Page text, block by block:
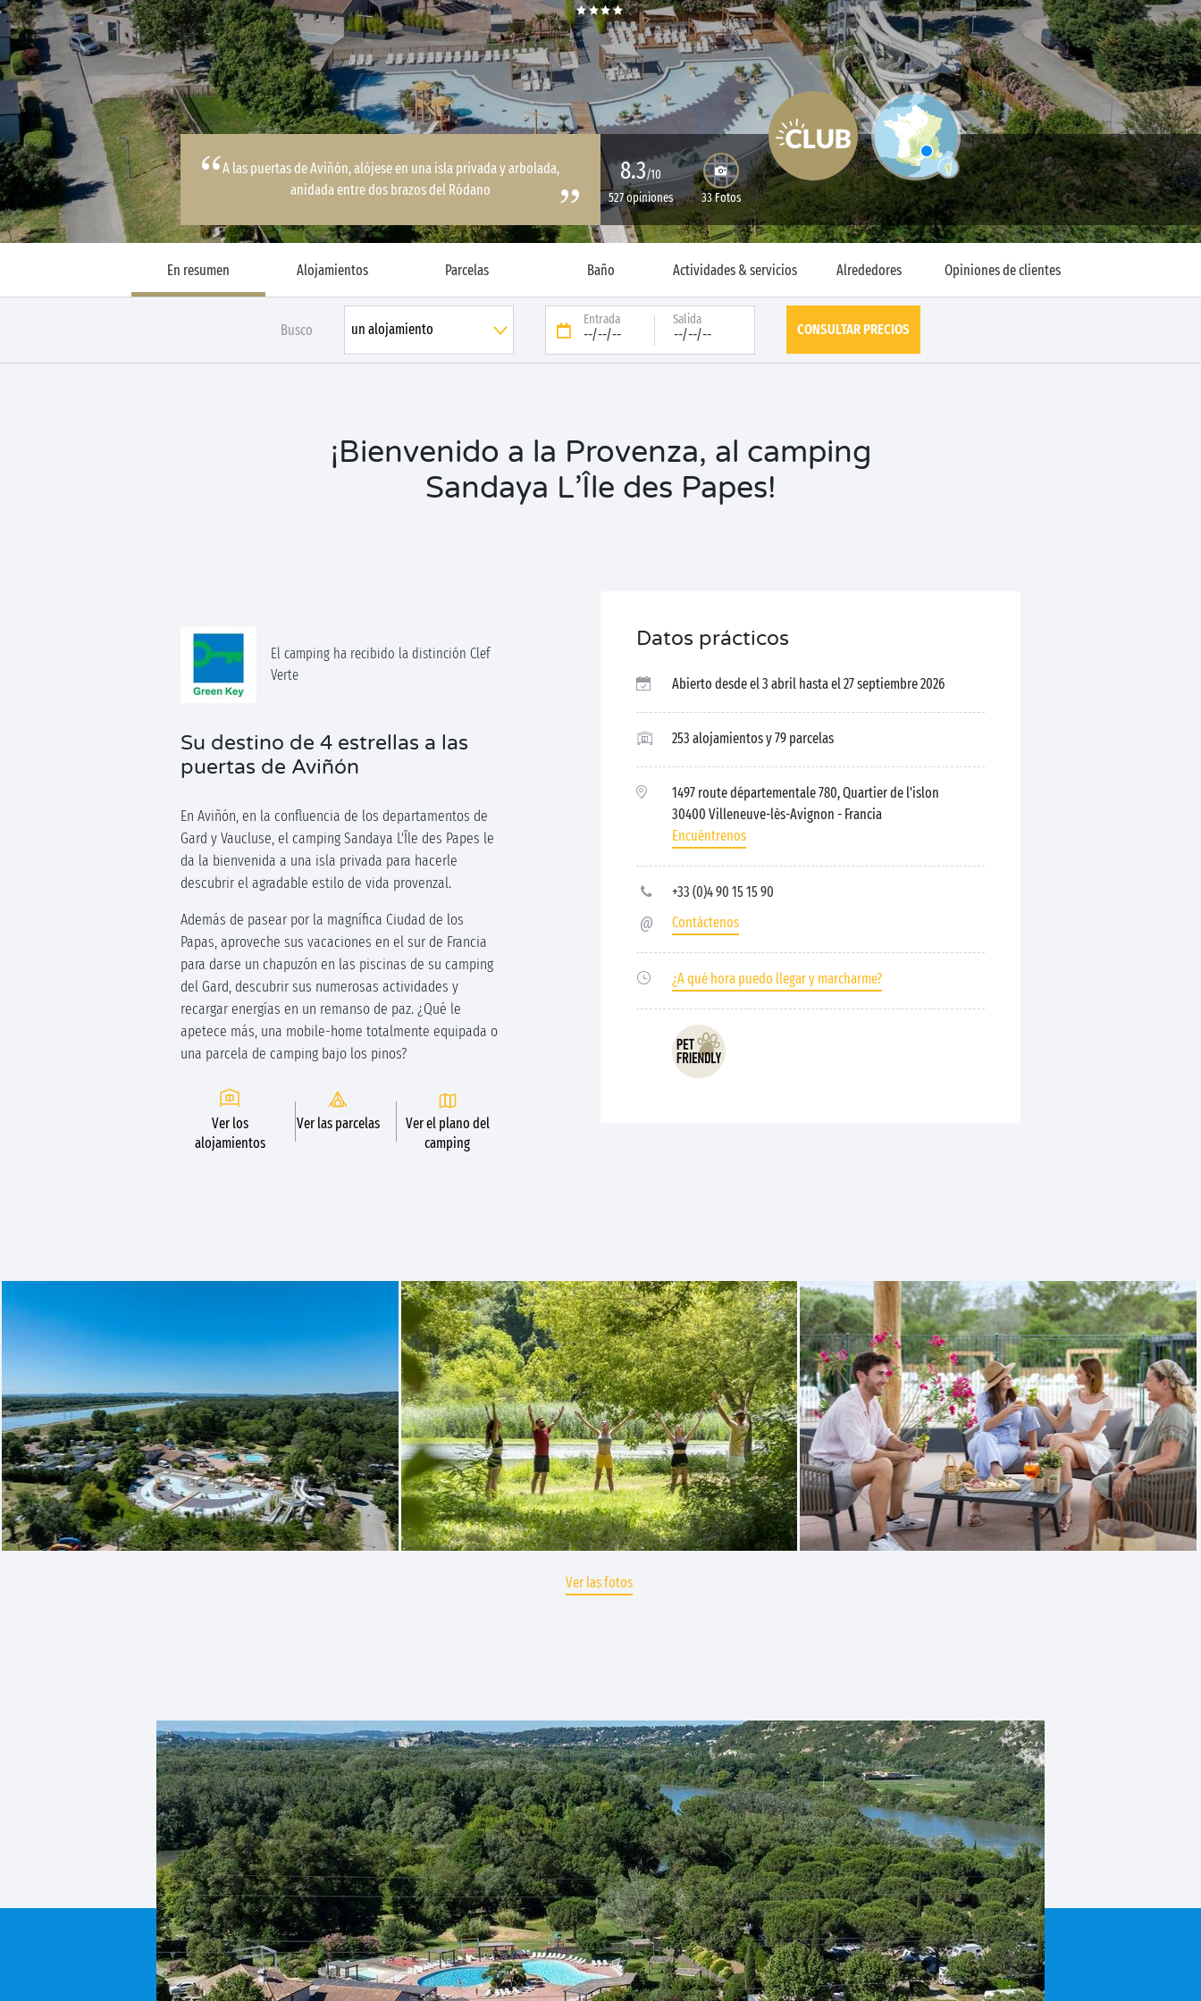
A las puertas de Aviñón, alójese en una isla privada y arbolada,
anidada entre dos brazos del Ródano
8.3/10
527 opiniones
33 Fotos
En resumen Alojamientos Parcelas Baño Actividades & servicios Alrededores Opiniones de clientes
Busco
Entrada
--/--/--
Salida
--/--/-- CONSULTAR PRECIOS
¡Bienvenido a la Provenza, al camping
Sandaya L’Île des Papes!
El camping ha recibido la distinción Clef
Verte
Su destino de 4 estrellas a las
puertas de Aviñón
En Aviñón, en la confluencia de los departamentos de
Gard y Vaucluse, el camping Sandaya L'Île des Papes le
da la bienvenida a una isla privada para hacerle
descubrir el agradable estilo de vida provenzal.
Además de pasear por la magnífica Ciudad de los
Papas, aproveche sus vacaciones en el sur de Francia
para darse un chapuzón en las piscinas de su camping
del Gard, descubrir sus numerosas actividades y
recargar energías en un remanso de paz. ¿Qué le
apetece más, una mobile-home totalmente equipada o
una parcela de camping bajo los pinos?
Ver los
alojamientos
Ver las parcelas
Ver el plano del
camping
Datos prácticos
Abierto desde el 3 abril hasta el 27 septiembre 2026
253 alojamientos y 79 parcelas
1497 route départementale 780, Quartier de l'islon
30400 Villeneuve-lès-Avignon - Francia
Encuéntrenos
+33 (0)4 90 15 15 90
Contáctenos
¿A qué hora puedo llegar y marcharme?
Ver las fotos